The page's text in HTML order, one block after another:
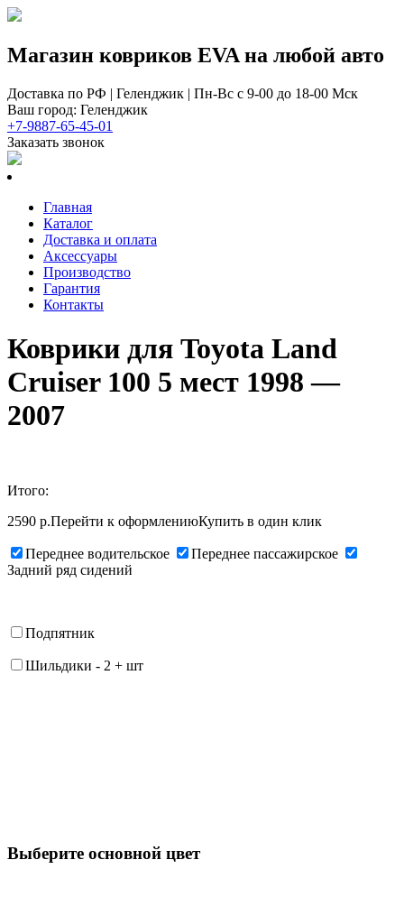
Магазин ковриков EVA ​на любой авто
Доставка по РФ | Геленджик | Пн-Вс с 9-00 до 18-00 Мск
Ваш город: Геленджик
+7-9887-65-45-01
Заказать звонок
Главная
Каталог
Доставка и оплата
Аксессуары
Производство
Гарантия
Контакты
Коврики для Toyota Land
Cruiser 100 5 мест 1998 —
2007
Итого:
2590 р.Перейти к оформлениюКупить в один клик
Переднее водительское
Переднее пассажирское
Задний ряд сидений
Подпятник
Шильдики - 2 + шт
Выберите oсновной цвет